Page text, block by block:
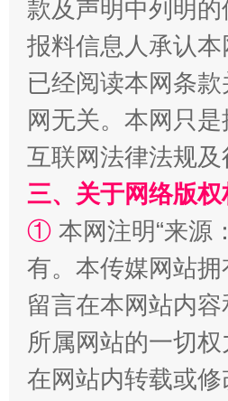
阿坝州三大球赛在茂县开
款及声明中列明
报料信息人承认
已经阅读本网条
网无关。本网只
互联网法律法规
三、关于网络版权
① 本网注明“来源
有。本传媒网站
留言在本网站内
所属网站的一切
在网站内转载或